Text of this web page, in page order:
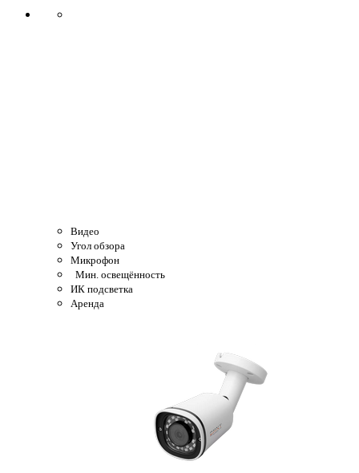
Видео
Угол обзора
Микрофон
Мин. освещённость
ИК подсветка
Аренда